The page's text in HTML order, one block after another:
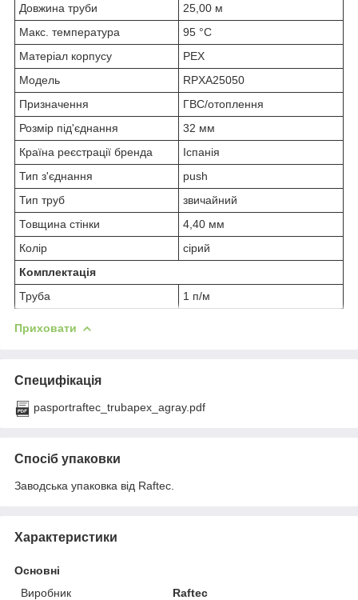
Довжина труби
25,00 м
Макс. температура
95 °C
Матеріал корпусу
PEX
Модель
RPXA25050
Призначення
ГВС/отоплення
Розмір під'єднання
32 мм
Країна реєстрації бренда
Іспанія
Тип з'єднання
push
Тип труб
звичайний
Товщина стінки
4,40 мм
Колір
сірий
Комплектація
Труба
1 п/м
Приховати
Специфікація
pasportraftec_trubapex_agray.pdf
Спосіб упаковки
Заводська упаковка від Raftec.
Характеристики
Основні
Виробник
Raftec